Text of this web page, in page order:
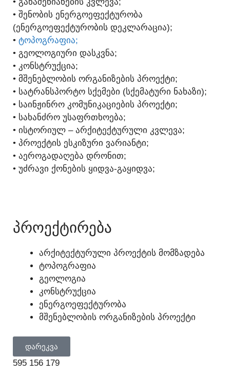
• ᲨᲔᲜᲝᲑᲘᲡ ᲔᲜᲔᲠᲒᲝᲔᲤᲔᲥᲢᲣᲠᲝᲑᲐ
(ᲔᲜᲔᲠᲒᲝᲔᲤᲔᲥᲢᲣᲠᲝᲑᲘᲡ ᲓᲔᲙᲚᲐᲠᲐᲪᲘᲐ);
• ᲢᲝᲞᲝᲒᲠᲐᲤᲘᲐ;
• ᲒᲔᲝᲚᲝᲒᲘᲣᲠᲘ ᲓᲐᲡᲙᲕᲜᲐ;
• ᲙᲝᲜᲡᲢᲠᲣᲥᲪᲘᲐ;
• ᲛᲨᲔᲜᲔᲑᲚᲝᲑᲘᲡ ᲝᲠᲒᲐᲜᲘᲖᲔᲑᲘᲡ ᲞᲠᲝᲔᲥᲢᲘ;
• ᲡᲐᲢᲠᲐᲜᲡᲞᲝᲠᲢᲝ ᲡᲥᲔᲛᲔᲑᲘ (ᲡᲥᲔᲛᲐᲢᲣᲠᲘ ᲜᲐᲮᲐᲖᲘ);
• ᲡᲐᲘᲜᲟᲘᲜᲠᲝ ᲙᲝᲛᲣᲜᲘᲙᲐᲪᲘᲔᲑᲘᲡ ᲞᲠᲝᲔᲥᲢᲘ;
• ᲡᲐᲮᲐᲜᲫᲠᲝ ᲣᲡᲐᲤᲠᲗᲮᲝᲔᲑᲐ;
• ᲘᲡᲢᲝᲠᲘᲣᲚ – ᲐᲠᲥᲘᲢᲔᲥᲢᲣᲠᲣᲚᲘ ᲙᲕᲚᲔᲕᲐ;
• ᲞᲠᲝᲔᲥᲢᲘᲡ ᲔᲡᲙᲘᲖᲣᲠᲘ ᲕᲐᲠᲘᲐᲜᲢᲘ;
• ᲐᲔᲠᲝᲒᲐᲓᲐᲦᲔᲑᲐ ᲓᲠᲝᲜᲘᲗ;
• ᲣᲫᲠᲐᲕᲘ ᲥᲝᲜᲔᲑᲘᲡ ᲧᲘᲓᲕᲐ-ᲒᲐᲧᲘᲓᲕᲐ;
ᲞᲠᲝᲔᲥᲢᲘᲠᲔᲑᲐ
ᲐᲠᲥᲘᲢᲔᲥᲢᲣᲠᲣᲚᲘ ᲞᲠᲝᲔᲥᲢᲘᲡ ᲛᲝᲛᲖᲐᲓᲔᲑᲐ
ᲢᲝᲞᲝᲒᲠᲐᲤᲘᲐ
ᲒᲔᲝᲚᲝᲒᲘᲐ
ᲙᲝᲜᲡᲢᲠᲣᲥᲪᲘᲐ
ᲔᲜᲔᲠᲒᲝᲔᲤᲔᲥᲢᲣᲠᲝᲑᲐ
ᲛᲨᲔᲜᲔᲑᲚᲝᲑᲘᲡ ᲝᲠᲒᲐᲜᲘᲖᲔᲑᲘᲡ ᲞᲠᲝᲔᲥᲢᲘ
ᲓᲐᲠᲔᲙᲕᲐ
595 156 179